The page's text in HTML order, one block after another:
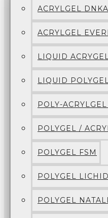
ACRYLGEL DNKA
ACRYLGEL
LIQUID
LIQUID
POLY-
POLYGEL /
POLYGEL FSM
POLYGEL LICHID
POLYGEL NATALI